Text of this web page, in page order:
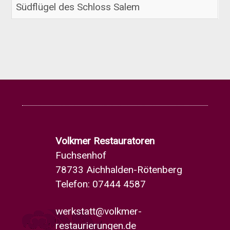
Südflügel des Schloss Salem
Volkmer Restauratoren
Fuchsenhof
78733 Aichhalden-Rötenberg
Telefon: 07444 4587
werkstatt@volkmer-
restaurierungen.de